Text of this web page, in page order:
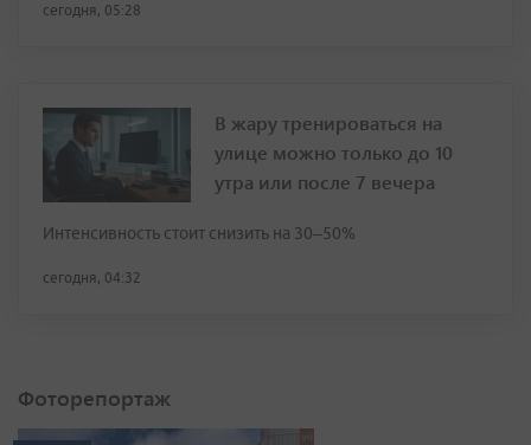
сегодня, 05:28
В жару тренироваться на
улице можно только до 10
утра или после 7 вечера
Интенсивность стоит снизить на 30–50%
сегодня, 04:32
Фоторепортаж